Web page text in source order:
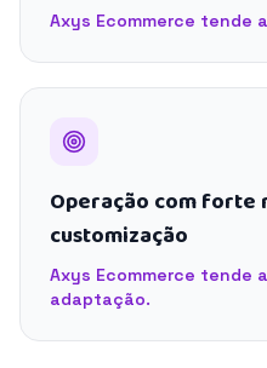
Axys Ecommerce tende
Operação com forte
customização
Axys Ecommerce tende
adaptação.